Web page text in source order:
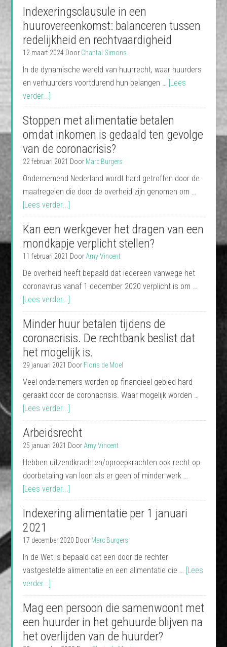
Indexeringsclausule in een
huurovereenkomst: balanceren tussen
redelijkheid en rechtvaardigheid
12 maart 2024 Door Chantal Simons
In de dynamische wereld van huurrecht, waar huurders
en verhuurders voortdurend hun belangen … [Lees
verder...]
Stoppen met alimentatie betalen
omdat inkomen is gedaald ten gevolge
van de coronacrisis?
22 februari 2021 Door Marc Burgers
Ondernemend Nederland wordt hard getroffen door de
maatregelen die door de overheid zijn genomen om …
[Lees verder...]
Kan een werkgever het dragen van een
mondkapje verplicht stellen?
11 februari 2021 Door Amy Vincent
De overheid heeft bepaald dat iedereen vanwege het
coronavirus vanaf 1 december 2020 verplicht is om …
[Lees verder...]
Minder huur betalen tijdens de
coronacrisis. De rechtbank beslist dat
het mogelijk is.
29 januari 2021 Door Floris de Moel
Veel ondernemers worden op financieel gebied hard
geraakt door de coronacrisis. Waar mogelijk worden …
[Lees verder...]
Arbeidsrecht
25 januari 2021 Door Amy Vincent
Hebben uitzendkrachten/oproepkrachten ook recht op
doorbetaling van loon als er geen of minder werk …
[Lees verder...]
Indexering alimentatie per 1 januari
2021
17 december 2020 Door Marc Burgers
In de Wet is bepaald dat een door de rechter
vastgestelde alimentatie en een alimentatie die … [Lees
verder...]
Mag een persoon die samenwoont met
een huurder in het gehuurde blijven na
het overlijden van de huurder?